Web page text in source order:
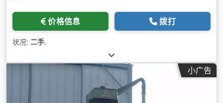
价格信息 拨打
状况: 二手,
小广告